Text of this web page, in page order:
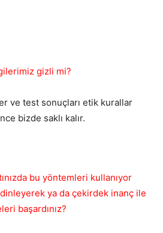
gizli mi?
ve test sonuçları etik kurallar
bizde saklı kalır.
bu yöntemleri kullanıyor
ya da çekirdek inanç ile
başardınız?